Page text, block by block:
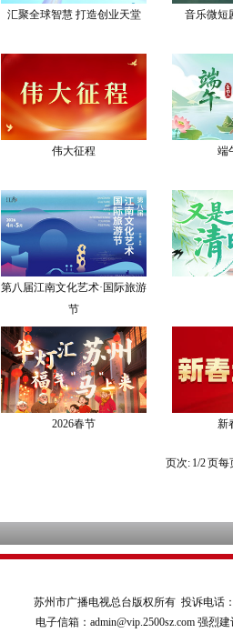
汇聚全球智慧 打造创业天堂 音乐微短
伟大征程 端
第八届江南文化艺术·国际旅游
节
2026春节 新
页次: 1/2页每
苏州市广播电视总台版权所有 投诉电话
电子信箱：admin@vip.2500sz.com 强烈